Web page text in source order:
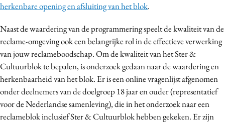
herkenbare opening en afsluiting van het blok.
Naast de waardering van de programmering speelt de kwaliteit van de
reclame-omgeving ook een belangrijke rol in de effectieve verwerking
van jouw reclameboodschap. Om de kwaliteit van het Ster &
Cultuurblok te bepalen, is onderzoek gedaan naar de waardering en
herkenbaarheid van het blok. Er is een online vragenlijst afgenomen
onder deelnemers van de doelgroep 18 jaar en ouder (representatief
voor de Nederlandse samenleving), die in het onderzoek naar een
reclameblok inclusief Ster & Cultuurblok hebben gekeken. Er zijn